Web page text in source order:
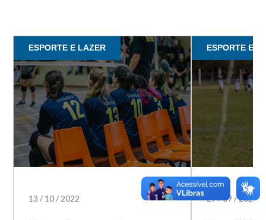
ESPORTE E LAZER
13 / 10 /2022
ESPORTE E
27/09 /2022